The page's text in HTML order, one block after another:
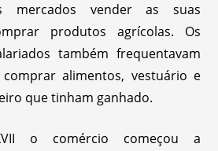
mercados vender as suas
produtos agrícolas. Os
também frequentavam
alimentos, vestuário e
que tinham ganhado.
o comércio começou a